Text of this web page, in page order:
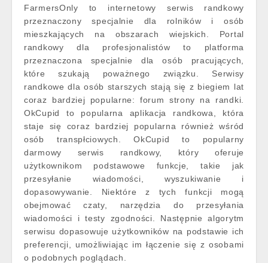
FarmersOnly to internetowy serwis randkowy
przeznaczony specjalnie dla rolników i osób
mieszkających na obszarach wiejskich. Portal
randkowy dla profesjonalistów to platforma
przeznaczona specjalnie dla osób pracujących,
które szukają poważnego związku. Serwisy
randkowe dla osób starszych stają się z biegiem lat
coraz bardziej popularne: forum strony na randki.
OkCupid to popularna aplikacja randkowa, która
staje się coraz bardziej popularna również wśród
osób transpłciowych. OkCupid to popularny
darmowy serwis randkowy, który oferuje
użytkownikom podstawowe funkcje, takie jak
przesyłanie wiadomości, wyszukiwanie i
dopasowywanie. Niektóre z tych funkcji mogą
obejmować czaty, narzędzia do przesyłania
wiadomości i testy zgodności. Następnie algorytm
serwisu dopasowuje użytkowników na podstawie ich
preferencji, umożliwiając im łączenie się z osobami
o podobnych poglądach.